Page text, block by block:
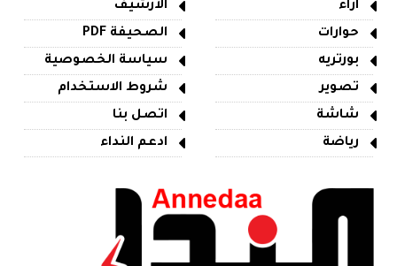
آراء
حوارات
بورتريه
تصوير
شاشة
رياضة
الأرشيف
الصحيفة PDF
سياسة الخصوصية
شروط الاستخدام
اتصل بنا
ادعم النداء